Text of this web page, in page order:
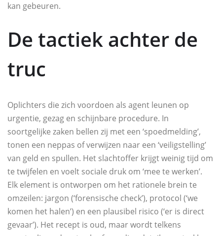
kan gebeuren.
De tactiek achter de
truc
Oplichters die zich voordoen als agent leunen op
urgentie, gezag en schijnbare procedure. In
soortgelijke zaken bellen zij met een ‘spoedmelding’,
tonen een neppas of verwijzen naar een ‘veiligstelling’
van geld en spullen. Het slachtoffer krijgt weinig tijd om
te twijfelen en voelt sociale druk om ‘mee te werken’.
Elk element is ontworpen om het rationele brein te
omzeilen: jargon (‘forensische check’), protocol (‘we
komen het halen’) en een plausibel risico (‘er is direct
gevaar’). Het recept is oud, maar wordt telkens